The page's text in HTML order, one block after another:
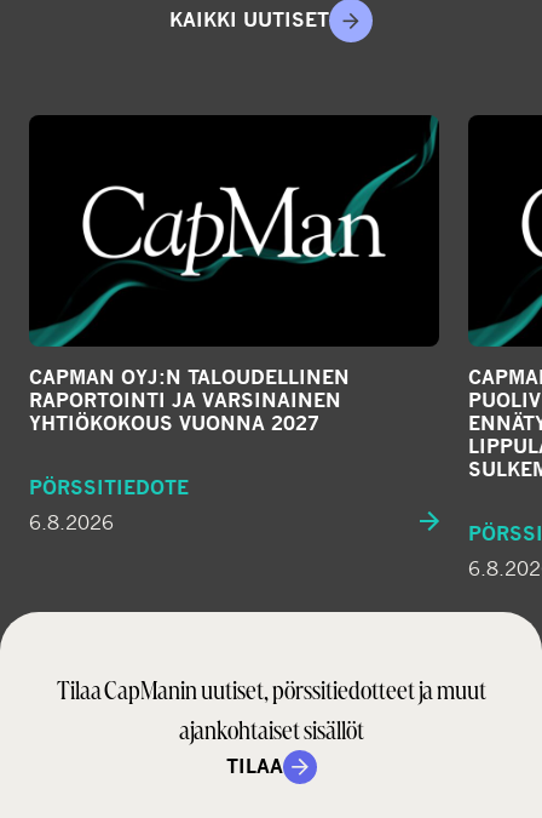
KAIKKI UUTISET
CAPMAN OYJ:N TALOUDELLINEN
RAPORTOINTI JA VARSINAINEN
YHTIÖKOKOUS VUONNA 2027
PÖRSSITIEDOTE
6.8.2026
Tilaa CapManin uutiset, pörssitiedotteet ja muut
ajankohtaiset sisällöt
TILAA